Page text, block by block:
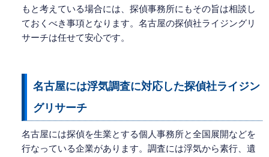
もと考えている場合には、探偵事務所にもその旨は相談し
ておくべき事項となります。名古屋の探偵社ライジングリ
サーチは任せて安心です。
名古屋には浮気調査に対応した探偵社ライジン
グリサーチ
名古屋には探偵を生業とする個人事務所と全国展開などを
行なっている企業があります。調査には浮気から素行、遺